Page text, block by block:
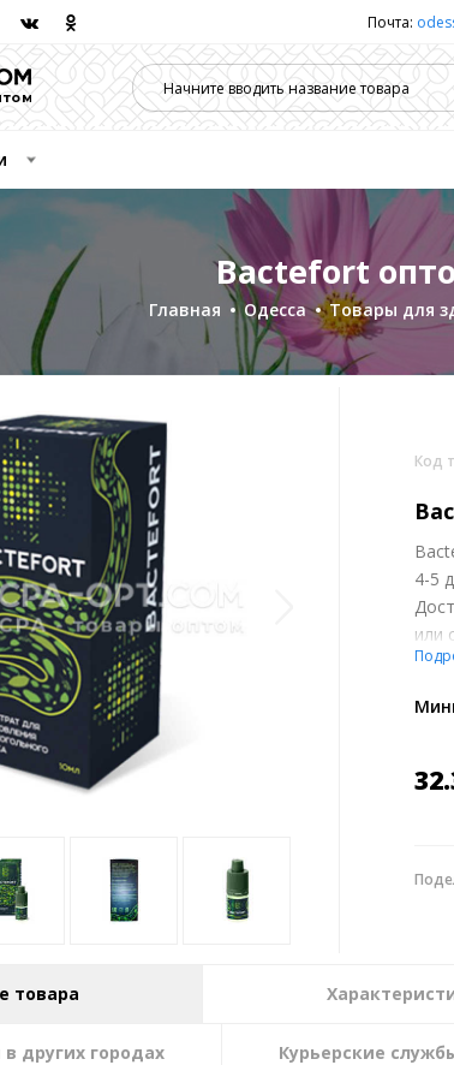
Почта:
Главная Одесса Товары для
Bactefort
Код
4-5
или
товара
других городах Курьерские